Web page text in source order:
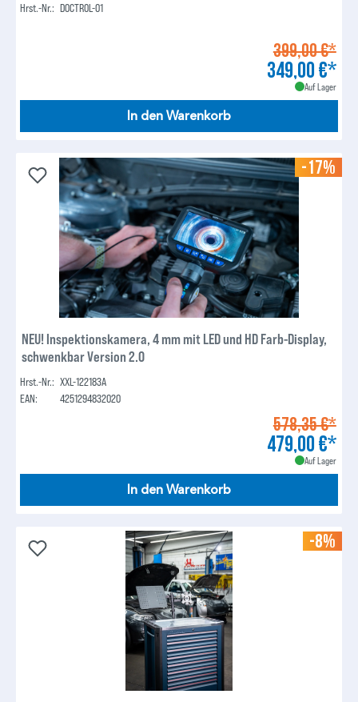
Hrst.-Nr.: DOCTROL-01
399,00 €*
349,00 €*
Auf Lager
In den Warenkorb
-17%
NEU! Inspektionskamera, 4 mm mit LED und HD Farb-Display,
schwenkbar Version 2.0
Hrst.-Nr.: XXL-122183A
EAN:
4251294832020
578,35 €*
479,00 €*
Auf Lager
In den Warenkorb
-8%